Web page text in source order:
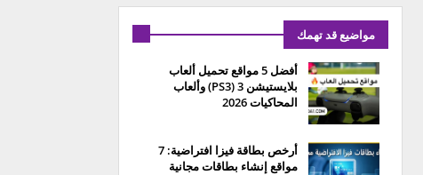
مواضيع قد تهمك
أفضل 5 مواقع تحميل ألعاب
بلايستيشن 3 (PS3) وألعاب
المحاكيات 2026
أرخص بطاقة فيزا افتراضية: 7
مواقع إنشاء بطاقات مجانية